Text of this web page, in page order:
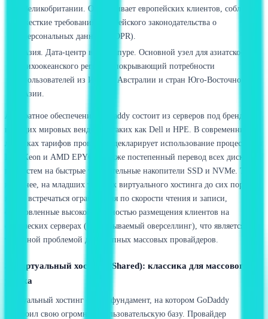
Великобритании. Обслуживает европейских клиентов, соблюдая
жесткие требования европейского законодательства о
персональных данных (GDPR).
Азия. Дата-центр в Сингапуре. Основной узел для азиатско-
тихоокеанского региона, покрывающий потребности
пользователей из Индии, Австралии и стран Юго-Восточной
Азии.
Аппаратное обеспечение GoDaddy состоит из серверов под брендами
ведущих мировых вендоров, таких как Dell и HPE. В современных
линейках тарифов провайдер декларирует использование процессоров
Intel Xeon и AMD EPYC, а также постепенный перевод всех дисковых
подсистем на быстрые твердотельные накопители SSD и NVMe. Тем
не менее, на младших тарифах виртуального хостинга до сих пор
могут встречаться ограничения по скорости чтения и записи,
обусловленные высокой плотностью размещения клиентов на
физических серверах (так называемый оверселлинг), что является
типичной проблемой для крупных массовых провайдеров.
3. Виртуальный хостинг (Shared): классика для массового
рынка
Виртуальный хостинг — это фундамент, на котором GoDaddy
построил свою огромную пользовательскую базу. Провайдер